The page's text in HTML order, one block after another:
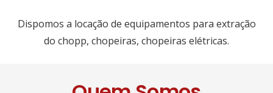
Dispomos a locação de equipamentos para extração
do chopp, chopeiras, chopeiras elétricas.